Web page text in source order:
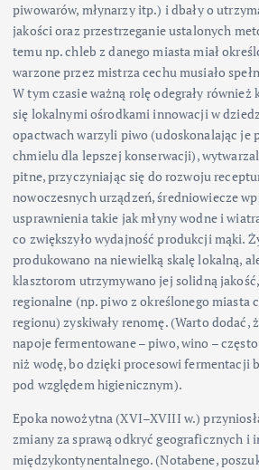
piwowarów, młynarzy itp.) i dbały o
jakości oraz przestrzeganie ustalonych
temu np. chleb z danego miasta miał
warzone przez mistrza cechu musiało
W tym czasie ważną rolę odegrały również
się lokalnymi ośrodkami innowacji w
opactwach warzyli piwo (udoskonalając je
chmielu dla lepszej konserwacji),
pitne, przyczyniając się do rozwoju
nowoczesnych urządzeń, średniowiecze
usprawnienia takie jak młyny wodne i
co zwiększyło wydajność produkcji mąki.
produkowano na niewielką skalę lokalną,
klasztorom utrzymywano jej solidną
regionalne (np. piwo z określonego miasta
regionu) zyskiwały renomę. (Warto dodać,
napoje fermentowane – piwo, wino –
niż wodę, bo dzięki procesowi fermentacji
pod względem higienicznym).
Epoka nowożytna (XVI–XVIII w.)
zmiany za sprawą odkryć geograficznych i
międzykontynentalnego. (Notabene,